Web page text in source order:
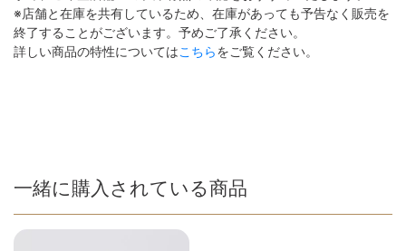
※店舗と在庫を共有しているため、在庫があっても予告なく販売を
終了することがございます。予めご了承ください。
詳しい商品の特性についてはこちらをご覧ください。
一緒に購入されている商品